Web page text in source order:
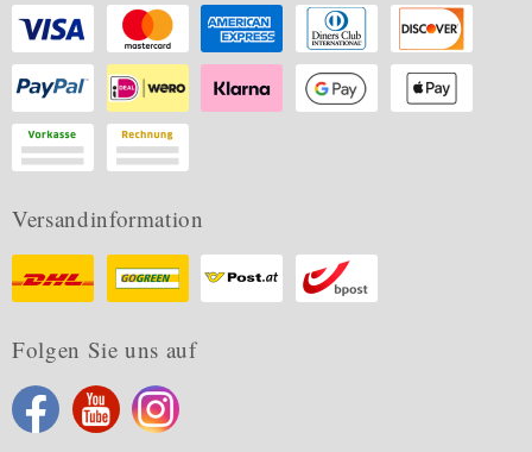
Versandinformation
Folgen Sie uns auf